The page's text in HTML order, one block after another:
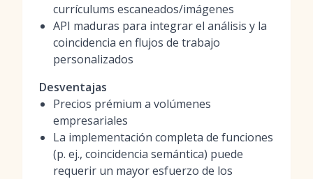
currículums escaneados/imágenes
API maduras para integrar el análisis y la
coincidencia en flujos de trabajo
personalizados
Desventajas
Precios prémium a volúmenes
empresariales
La implementación completa de funciones
(p. ej., coincidencia semántica) puede
requerir un mayor esfuerzo de los